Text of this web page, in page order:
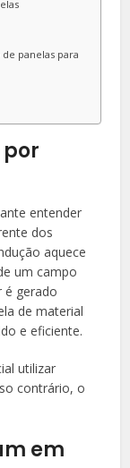
panelas para
entender
dos
aquece
um campo
é gerado
de material
e eficiente.
utilizar
contrário, o
em